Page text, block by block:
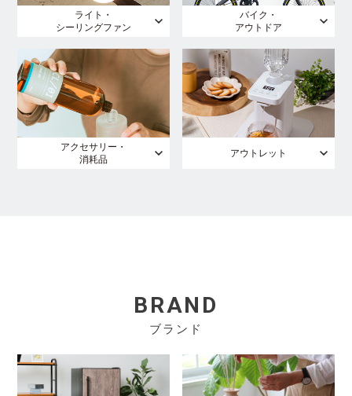
ライト・
シーリングファン
バイク・
アウトドア
アクセサリー・
消耗品
アウトレット
BRAND
ブランド